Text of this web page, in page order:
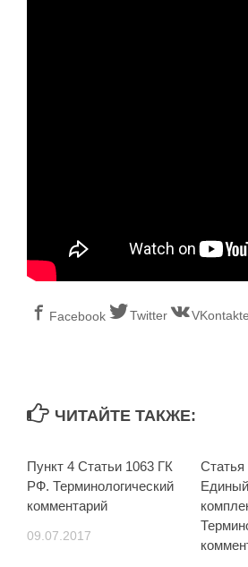
Facebook Twitter VKontakte
ЧИТАЙТЕ ТАКЖЕ:
Пункт 4 Статьи 1063 ГК
РФ. Терминологический
комментарий
09.07.2017